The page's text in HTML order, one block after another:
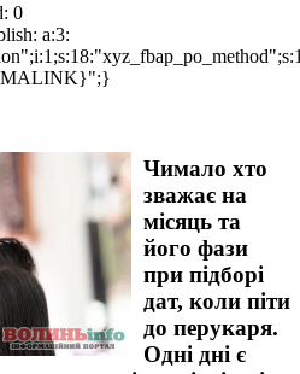
0
a:3:
Чимало хто
зважає на
місяць та
його фази
при підборі
дат, коли піти
до перукаря.
Одні дні є